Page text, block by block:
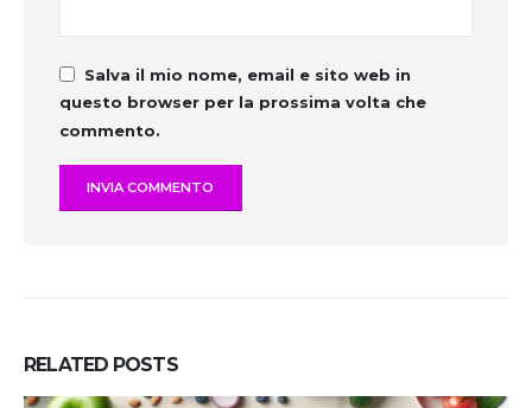
Salva il mio nome, email e sito web in
questo browser per la prossima volta che
commento.
RELATED POSTS